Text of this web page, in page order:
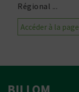
Régional ...
Accéder à la page